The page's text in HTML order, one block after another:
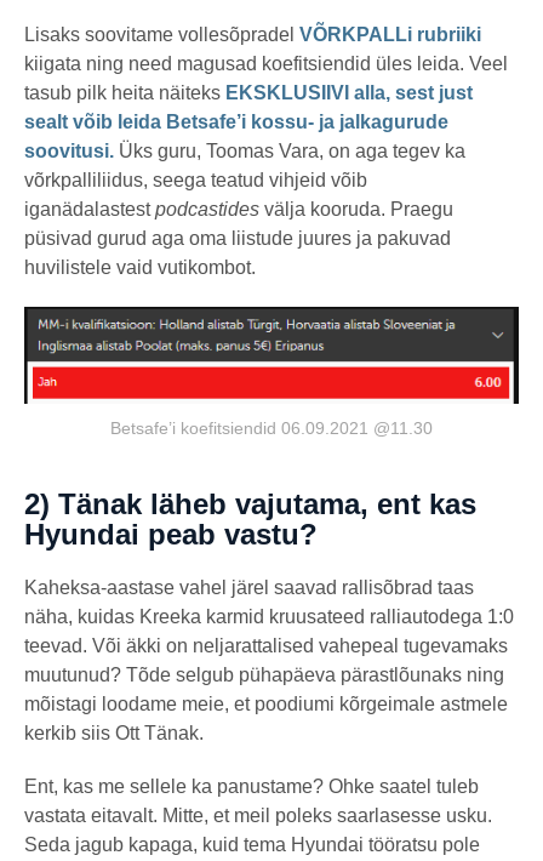
Lisaks soovitame vollesõpradel VÕRKPALLi rubriiki
kiigata ning need magusad koefitsiendid üles leida. Veel
tasub pilk heita näiteks EKSKLUSIIVI alla, sest just
sealt võib leida Betsafe’i kossu- ja jalkagurude
soovitusi. Üks guru, Toomas Vara, on aga tegev ka
võrkpalliliidus, seega teatud vihjeid võib
iganädalastestpodcastides välja kooruda. Praegu
püsivad gurud aga oma liistude juures ja pakuvad
huvilistele vaid vutikombot.
Betsafe’i koefitsiendid 06.09.2021 @11.30
2) Tänak läheb vajutama, ent kas
Hyundai peab vastu?
Kaheksa-aastase vahel järel saavad rallisõbrad taas
näha, kuidas Kreeka karmid kruusateed ralliautodega 1:0
teevad. Või äkki on neljarattalised vahepeal tugevamaks
muutunud? Tõde selgub pühapäeva pärastlõunaks ning
mõistagi loodame meie, et poodiumi kõrgeimale astmele
kerkib siis Ott Tänak.
Ent, kas me sellele ka panustame? Ohke saatel tuleb
vastata eitavalt. Mitte, et meil poleks saarlasesse usku.
Seda jagub kapaga, kuid tema Hyundai tööratsu pole